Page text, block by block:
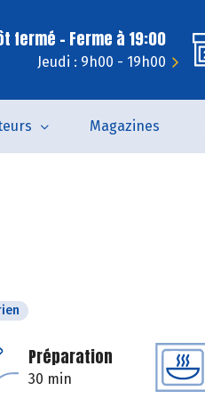
fermé - Ferme à 19:00
Jeudi : 9h00 - 19h00
Magazines
Préparation
30 min